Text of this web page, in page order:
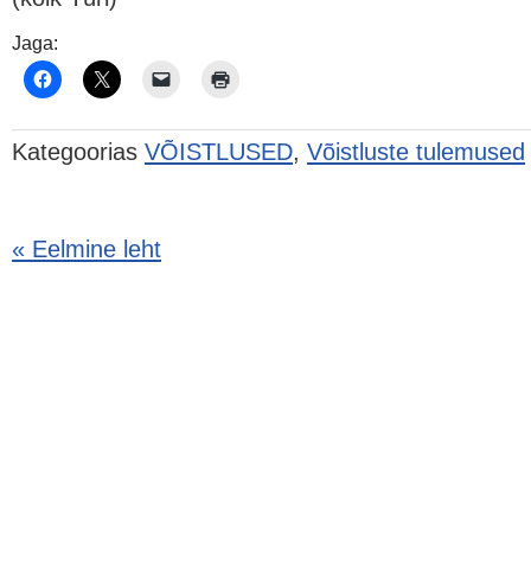
Jaga:
Kategoorias VÕISTLUSED, Võistluste tulemused
« Eelmine leht